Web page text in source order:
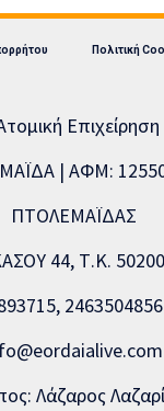
Πολιτική
| ΑΦΜ:
ΠΤΟΛΕΜΑΪΔΑΣ
44, Τ.Κ.
Λάζαρος